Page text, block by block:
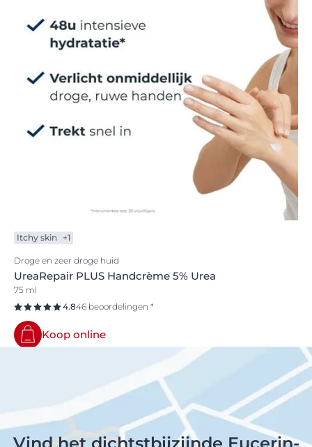
Itchy skin +1
Droge en zeer droge huid
UreaRepair PLUS Handcrème 5% Urea
75 ml
4.846 beoordelingen *
Koop online